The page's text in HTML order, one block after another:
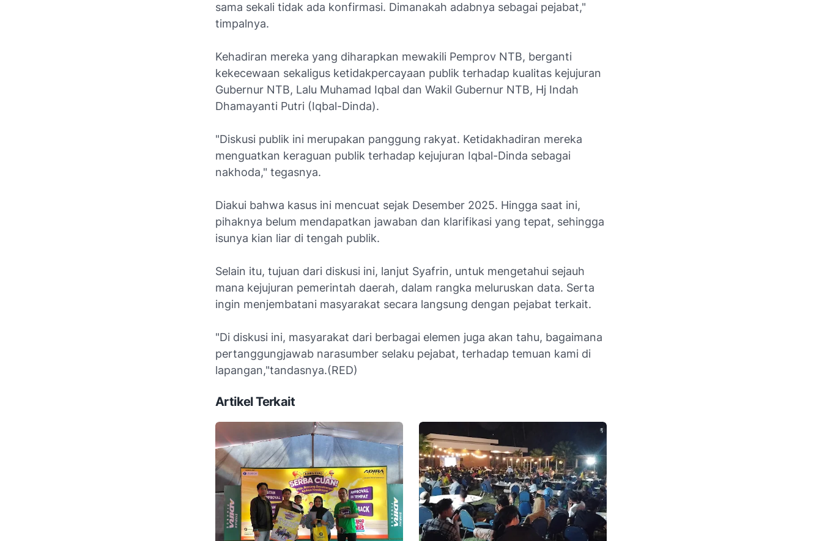
sama sekali tidak ada konfirmasi. Dimanakah adabnya sebagai pejabat,"
timpalnya.
Kehadiran mereka yang diharapkan mewakili Pemprov NTB, berganti
kekecewaan sekaligus ketidakpercayaan publik terhadap kualitas kejujuran
Gubernur NTB, Lalu Muhamad Iqbal dan Wakil Gubernur NTB, Hj Indah
Dhamayanti Putri (Iqbal-Dinda).
"Diskusi publik ini merupakan panggung rakyat. Ketidakhadiran mereka
menguatkan keraguan publik terhadap kejujuran Iqbal-Dinda sebagai
nakhoda," tegasnya.
Diakui bahwa kasus ini mencuat sejak Desember 2025. Hingga saat ini,
pihaknya belum mendapatkan jawaban dan klarifikasi yang tepat, sehingga
isunya kian liar di tengah publik.
Selain itu, tujuan dari diskusi ini, lanjut Syafrin, untuk mengetahui sejauh
mana kejujuran pemerintah daerah, dalam rangka meluruskan data. Serta
ingin menjembatani masyarakat secara langsung dengan pejabat terkait.
"Di diskusi ini, masyarakat dari berbagai elemen juga akan tahu, bagaimana
pertanggungjawab narasumber selaku pejabat, terhadap temuan kami di
lapangan,"tandasnya.(RED)
Artikel Terkait